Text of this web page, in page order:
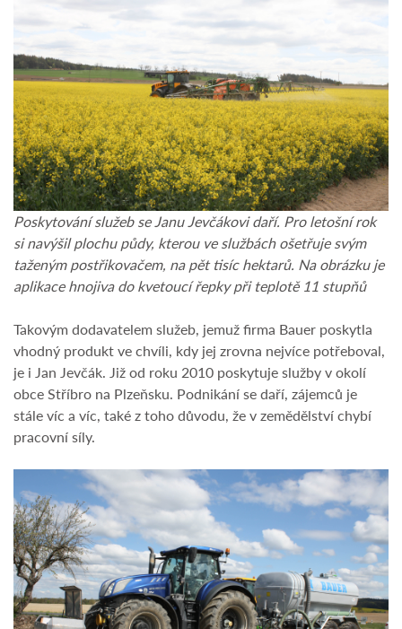
Poskytování služeb se Janu Jevčákovi daří. Pro letošní rok
si navýšil plochu půdy, kterou ve službách ošetřuje svým
taženým postřikovačem, na pět tisíc hektarů. Na obrázku je
aplikace hnojiva do kvetoucí řepky při teplotě 11 stupňů
Takovým dodavatelem služeb, jemuž firma Bauer poskytla
vhodný produkt ve chvíli, kdy jej zrovna nejvíce potřeboval,
je i Jan Jevčák. Již od roku 2010 poskytuje služby v okolí
obce Stříbro na Plzeňsku. Podnikání se daří, zájemců je
stále víc a víc, také z toho důvodu, že v zemědělství chybí
pracovní síly.